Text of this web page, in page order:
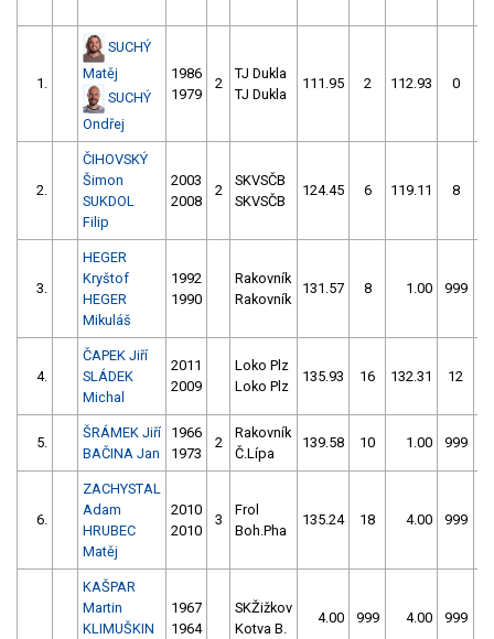
1.
SUCHÝ
Matěj
SUCHÝ
Ondřej
1986
1979
2
TJ Dukla
TJ Dukla
111.95 2 112.93 0
2.
ČIHOVSKÝ
Šimon
SUKDOL
Filip
2003
2008
2
SKVSČB
SKVSČB
124.45 6 119.11 8
3.
HEGER
Kryštof
HEGER
Mikuláš
1992
1990
Rakovník
Rakovník
131.57 8 1.00 999
4.
ČAPEK Jiří
SLÁDEK
Michal
2011
2009
Loko Plz
Loko Plz
135.93 16 132.31 12
5.
ŠRÁMEK Jiří
BAČINA Jan
1966
1973
2
Rakovník
Č.Lípa
139.58 10 1.00 999
6.
ZACHYSTAL
Adam
HRUBEC
Matěj
2010
2010
3
Frol
Boh.Pha
135.24 18 4.00 999
KAŠPAR
Martin
KLIMUŠKIN
1967
1964
SKŽižkov
Kotva B.
4.00 999 4.00 999